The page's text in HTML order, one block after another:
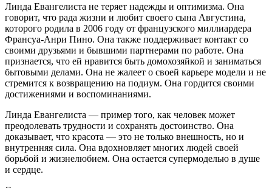
Линда Евангелиста не теряет надежды и оптимизма. Она
говорит, что рада жизни и любит своего сына Августина,
которого родила в 2006 году от французского миллиардера
Франсуа-Анри Пино. Она также поддерживает контакт со
своими друзьями и бывшими партнерами по работе. Она
признается, что ей нравится быть домохозяйкой и заниматься
бытовыми делами. Она не жалеет о своей карьере модели и не
стремится к возвращению на подиум. Она гордится своими
достижениями и воспоминаниями.
Линда Евангелиста — пример того, как человек может
преодолевать трудности и сохранять достоинство. Она
доказывает, что красота — это не только внешность, но и
внутренняя сила. Она вдохновляет многих людей своей
борьбой и жизнелюбием. Она остается супермоделью в душе
и сердце.